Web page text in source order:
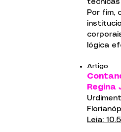
Por fim,
lógica
Artigo
Regina
Leia: